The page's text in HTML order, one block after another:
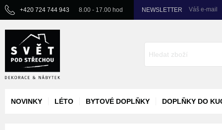
+420 724 744 943 8.00 - 17.00 hod NEWSLETTER Váš e-mail
NOVINKY LÉTO BYTOVÉ DOPLŇKY DOPLŇKY DO